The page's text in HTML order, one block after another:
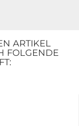
ARTIKEL
FOLGENDE